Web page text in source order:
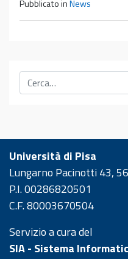
Pubblicato inNews
Cerca
Università di Pisa
Lungarno Pacinotti 43,
P.I. 00286820501
C.F. 80003670504
Servizio a cura del
SIA - Sistema